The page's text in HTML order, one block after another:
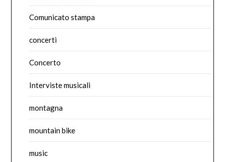
Comunicato stampa
concerti
Concerto
Interviste musicali
montagna
mountain bike
music